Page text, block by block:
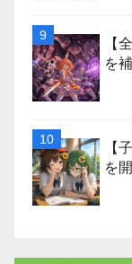
【
を
【
を